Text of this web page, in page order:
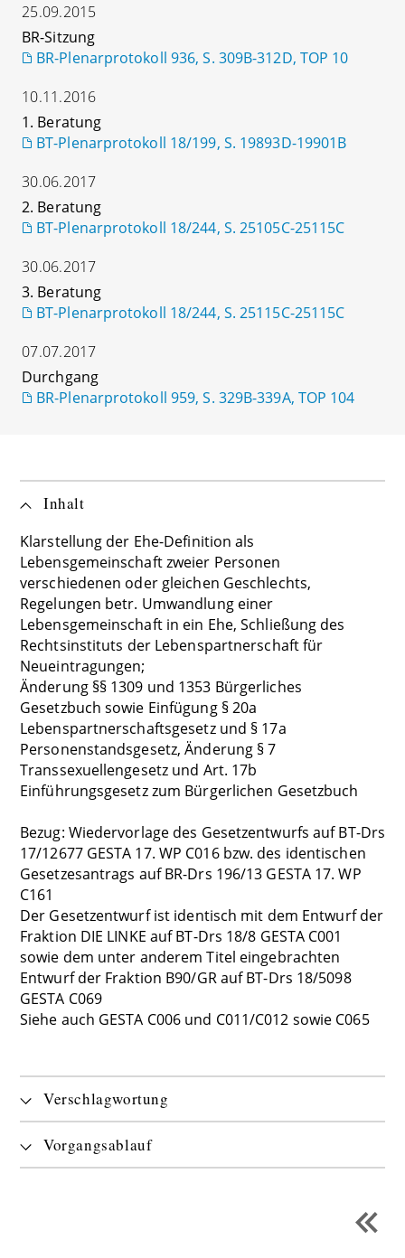
25.09.2015
BR-Sitzung
BR-Plenarprotokoll 936, S. 309B-312D, TOP 10
10.11.2016
1. Beratung
BT-Plenarprotokoll 18/199, S. 19893D-19901B
30.06.2017
2. Beratung
BT-Plenarprotokoll 18/244, S. 25105C-25115C
30.06.2017
3. Beratung
BT-Plenarprotokoll 18/244, S. 25115C-25115C
07.07.2017
Durchgang
BR-Plenarprotokoll 959, S. 329B-339A, TOP 104
Inhalt
Klarstellung der Ehe-Definition als
Lebensgemeinschaft zweier Personen
verschiedenen oder gleichen Geschlechts,
Regelungen betr. Umwandlung einer
Lebensgemeinschaft in ein Ehe, Schließung des
Rechtsinstituts der Lebenspartnerschaft für
Neueintragungen;
Änderung §§ 1309 und 1353 Bürgerliches
Gesetzbuch sowie Einfügung § 20a
Lebenspartnerschaftsgesetz und § 17a
Personenstandsgesetz, Änderung § 7
Transsexuellengesetz und Art. 17b
Einführungsgesetz zum Bürgerlichen Gesetzbuch
Bezug: Wiedervorlage des Gesetzentwurfs auf BT-Drs
17/12677 GESTA 17. WP C016 bzw. des identischen
Gesetzesantrags auf BR-Drs 196/13 GESTA 17. WP
C161
Der Gesetzentwurf ist identisch mit dem Entwurf der
Fraktion DIE LINKE auf BT-Drs 18/8 GESTA C001
sowie dem unter anderem Titel eingebrachten
Entwurf der Fraktion B90/GR auf BT-Drs 18/5098
GESTA C069
Siehe auch GESTA C006 und C011/C012 sowie C065
Verschlagwortung
Vorgangsablauf